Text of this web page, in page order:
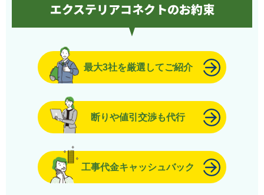
エクステリアコネクトのお約束
最大3社を厳選してご紹介
断りや値引交渉も代行
工事代金キャッシュバック